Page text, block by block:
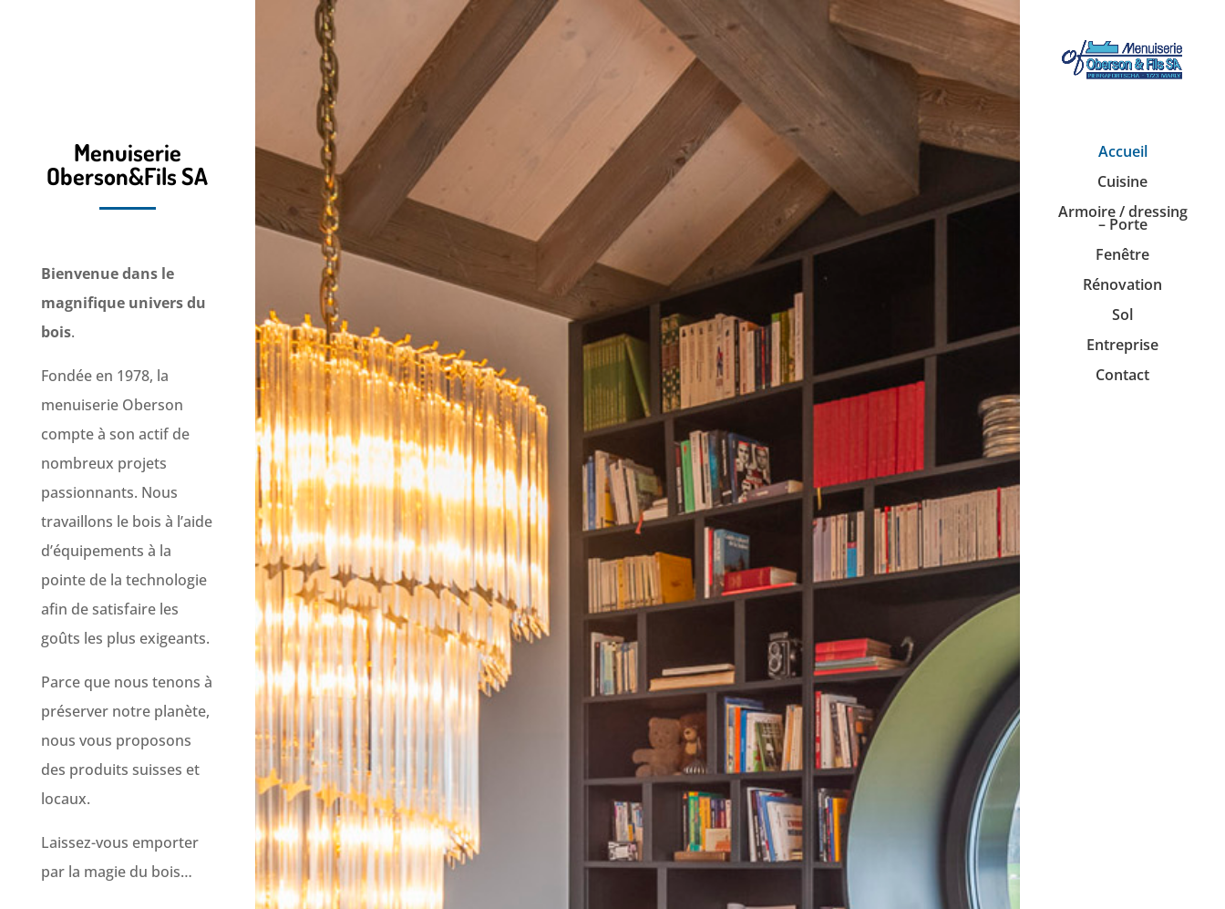
Accueil
Cuisine
Armoire / dressing
– Porte
Fenêtre
Rénovation
Sol
Entreprise
Contact
Menuiserie
Oberson&Fils SA
Bienvenue dans le
magnifique univers du
bois.
Fondée en 1978, la
menuiserie Oberson
compte à son actif de
nombreux projets
passionnants. Nous
travaillons le bois à l’aide
d’équipements à la
pointe de la technologie
afin de satisfaire les
goûts les plus exigeants.
Parce que nous tenons à
préserver notre planète,
nous vous proposons
des produits suisses et
locaux.
Laissez-vous emporter
par la magie du bois…